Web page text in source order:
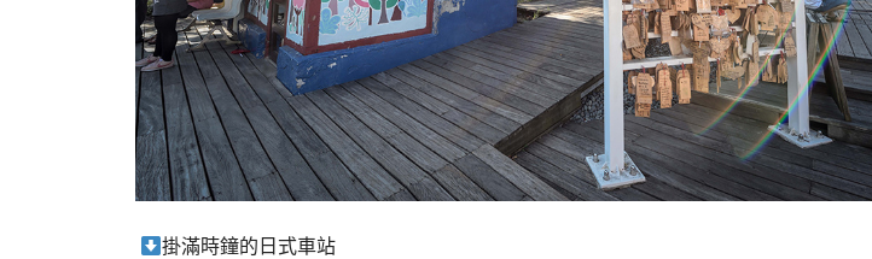
掛滿時鐘的日式車站